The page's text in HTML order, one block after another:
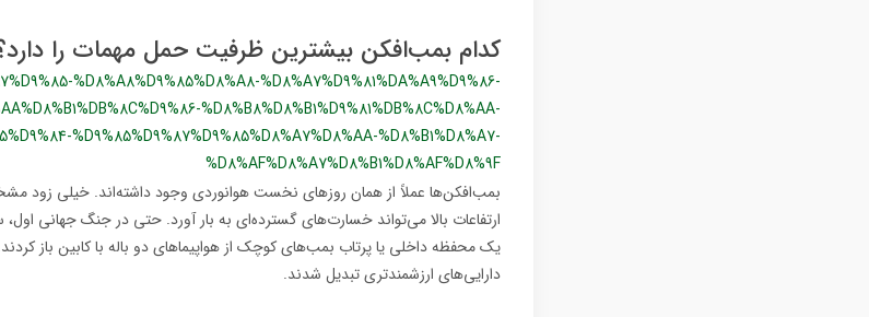
کدام بمب‌افکن بیشترین ظرفیت حمل مهمات را
%D8%A8%D9%85%D8%A8-%D8%A7%D9%81%DA%A9%D9%86-
%D8%B8%D8%B1%D9%81%DB%8C%D8%AA-
%D9%85%D9%87%D9%85%D8%A7%D8%AA-%D8%B1%D8%A7-
%D8%AF%D8%A7%D8%B1%D8%AF%D8%9F
بمب‌افکن‌ها عملاً از همان روزهای نخست هوانوردی وجود داشته‌اند. خیلی زود
ارتفاعات بالا می‌تواند خسارت‌های گسترده‌ای به بار آورد. حتی در جنگ جهانی اول،
یک محفظه داخلی یا پرتاب بمب‌های کوچک از هواپیماهای دو باله با کابین باز
دارایی‌های ارزشمندتری تبدیل شدند.